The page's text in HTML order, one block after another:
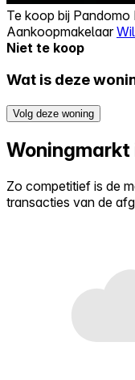
Te koop bij Pandomo
Aankoopmakelaar
Niet te koop
Wat is deze
Volg deze woning
Woningmarkt
Zo competitief is de
transacties van de